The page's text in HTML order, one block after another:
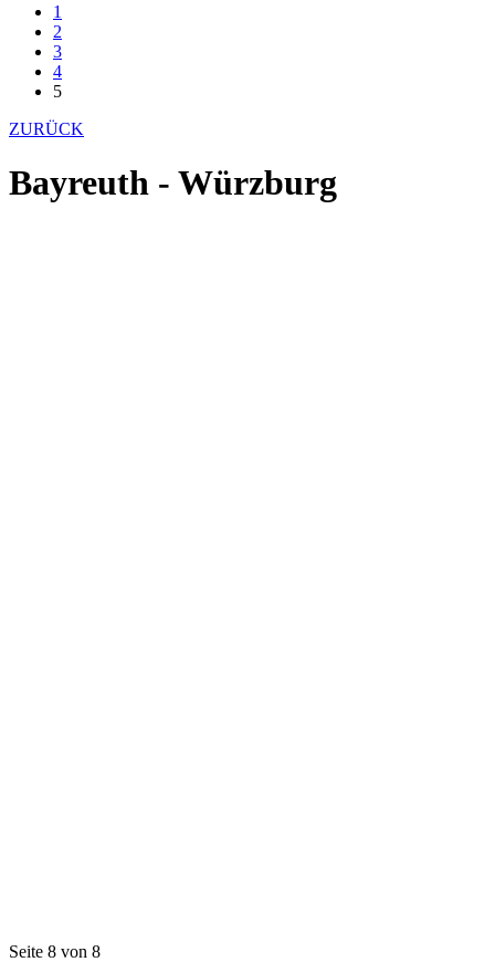
1
2
3
4
5
ZURÜCK
Bayreuth - Würzburg
Seite 8 von 8